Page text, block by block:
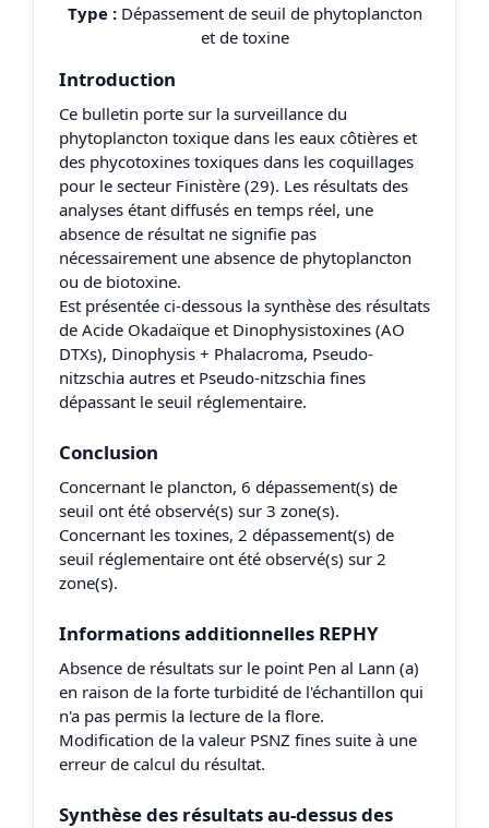
Type :Dépassement de seuil de phytoplancton
et de toxine
Introduction
Ce bulletin porte sur la surveillance du
phytoplancton toxique dans les eaux côtières et
des phycotoxines toxiques dans les coquillages
pour le secteur Finistère (29). Les résultats des
analyses étant diffusés en temps réel, une
absence de résultat ne signifie pas
nécessairement une absence de phytoplancton
ou de biotoxine.
Est présentée ci-dessous la synthèse des résultats
de Acide Okadaïque et Dinophysistoxines (AO
DTXs), Dinophysis + Phalacroma, Pseudo-
nitzschia autres et Pseudo-nitzschia fines
dépassant le seuil réglementaire.
Conclusion
Concernant le plancton, 6 dépassement(s) de
seuil ont été observé(s) sur 3 zone(s).
Concernant les toxines, 2 dépassement(s) de
seuil réglementaire ont été observé(s) sur 2
zone(s).
Informations additionnelles REPHY
Absence de résultats sur le point Pen al Lann (a)
en raison de la forte turbidité de l'échantillon qui
n'a pas permis la lecture de la flore.
Modification de la valeur PSNZ fines suite à une
erreur de calcul du résultat.
Synthèse des résultats au-dessus des